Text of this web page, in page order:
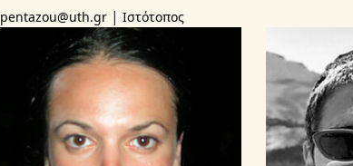
pentazou@uth.gr | Ιστότοπος